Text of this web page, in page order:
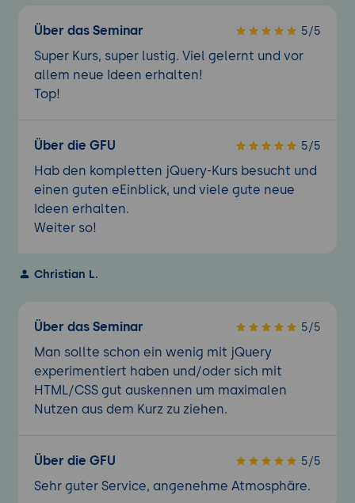
Über das Seminar 5/5
Super Kurs, super lustig. Viel gelernt und vor
allem neue Ideen erhalten!
Top!
Über die GFU 5/5
Hab den kompletten jQuery-Kurs besucht und
einen guten eEinblick, und viele gute neue
Ideen erhalten.
Weiter so!
Christian L.
Über das Seminar 5/5
Man sollte schon ein wenig mit jQuery
experimentiert haben und/oder sich mit
HTML/CSS gut auskennen um maximalen
Nutzen aus dem Kurz zu ziehen.
Über die GFU 5/5
Sehr guter Service, angenehme Atmosphäre.